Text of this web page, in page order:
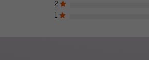
2
1